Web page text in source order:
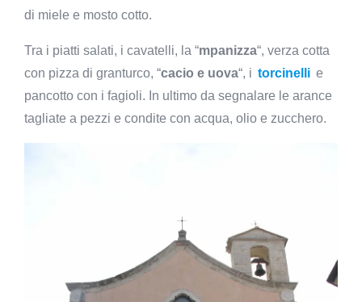
di miele e mosto cotto.
Tra i piatti salati, i cavatelli, la “mpanizza“, verza cotta
con pizza di granturco, “cacio e uova“, i torcinelli e
pancotto con i fagioli. In ultimo da segnalare le arance
tagliate a pezzi e condite con acqua, olio e zucchero.